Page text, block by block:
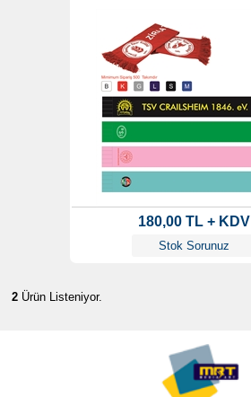
180,00 TL + KDV
Stok Sorunuz
2Ürün Listeniyor.